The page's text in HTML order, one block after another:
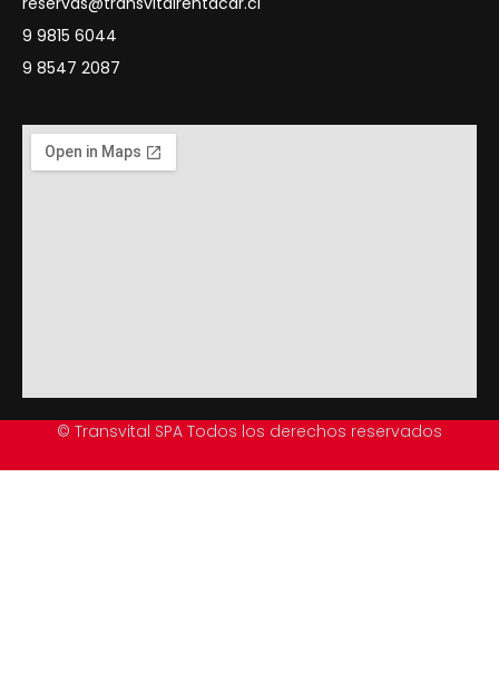
9 9815 6044
9 8547 2087
© Transvital SPA Todos los derechos reservados